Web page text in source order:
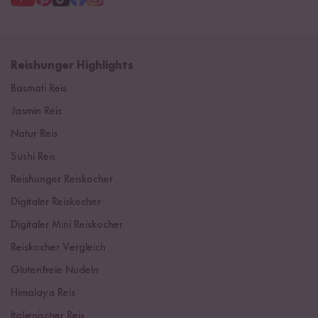
Reishunger Highlights
Basmati Reis
Jasmin Reis
Natur Reis
Sushi Reis
Reishunger Reiskocher
Digitaler Reiskocher
Digitaler Mini Reiskocher
Reiskocher Vergleich
Glutenfreie Nudeln
Himalaya Reis